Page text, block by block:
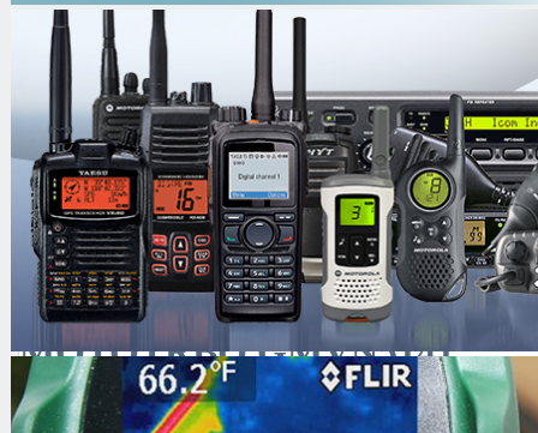
Каталог /Рации и Аксессуары
ПО MotoTRBO
ПО MotoTRBO
MOTOTRBO GMVN5141